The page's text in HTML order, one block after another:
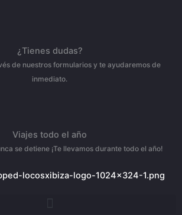
¿Tienes dudas?
de nuestros formularios y te ayudaremos de
inmediato.
Viajes todo el año
se detiene ¡Te llevamos durante todo el año!